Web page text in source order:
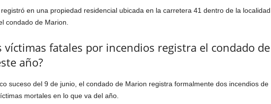
en una propiedad residencial ubicada en la carretera 41 dentro de la localidad
condado de Marion.
víctimas fatales por incendios registra el condado de
año?
suceso del 9 de junio, el condado de Marion registra formalmente dos incendios de
mortales en lo que va del año.